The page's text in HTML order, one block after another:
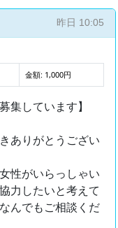
昨日 10:05
金額: 1,000円
集しています】
ありがとうござい
性がいらっしゃい
力したいと考えて
んでもご相談くだ